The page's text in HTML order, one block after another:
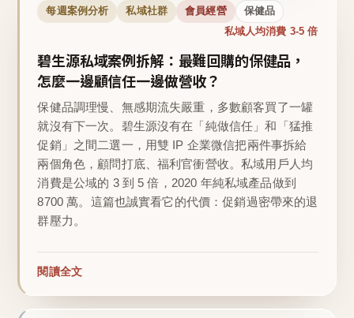
每週案例分析 私域社群 會員經營 保健品
私域人均消費 3-5 倍
碧生源私域案例拆解：最難回購的保健品，
怎麼一邊顧信任一邊做營收？
保健品調理慢、無感期流失嚴重，多數顧客買了一罐
就沒有下一次。碧生源沒有在「純做信任」和「猛推
促銷」之間二選一，用雙 IP 企業微信把兩件事拆給
兩個角色，顧問打底、福利官衝營收。私域用戶人均
消費是公域的 3 到 5 倍，2020 年純私域產品做到
8700 萬。這篇也誠實看它的代價：促銷過密帶來的退
群壓力。
閱讀全文